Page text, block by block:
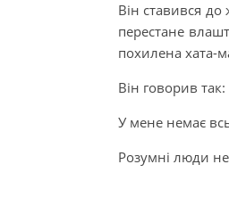
Він ставився
перестане
похилена хата-
Він говорив так:
У мене немає
Розумні люди